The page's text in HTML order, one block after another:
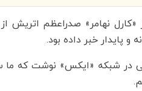
نهامر» صدراعظم اتریش
و پایدار خبر داده بود.
در شبکه «ایکس» نوشت که ما